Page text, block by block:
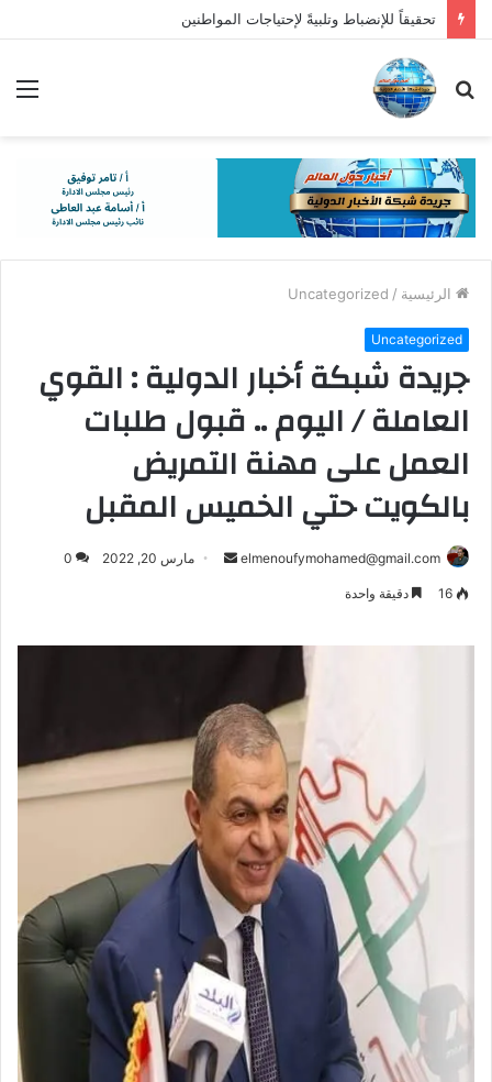
تحقيقاً للإنضباط وتلبيةً لإحتياجات المواطنين
بحث
الرئيسية /
Uncategorized
Uncategorized
جريدة شبكة أخبار الدولية : القوي
العاملة / اليوم .. قبول طلبات
العمل على مهنة التمريض
بالكويت حتي الخميس المقبل
elmenoufymohamed@gmail.com
أرسل مارس 20, 2022 0
16 دقيقة واحدة